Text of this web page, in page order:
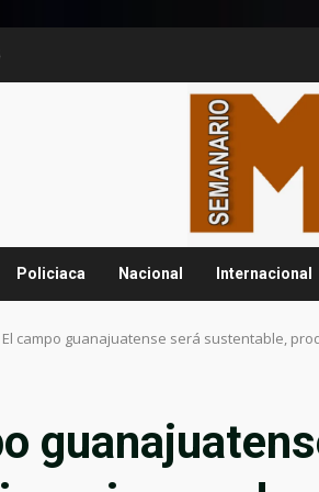
Policiaca Nacional Internacional
El campo guanajuatense será sustentable,